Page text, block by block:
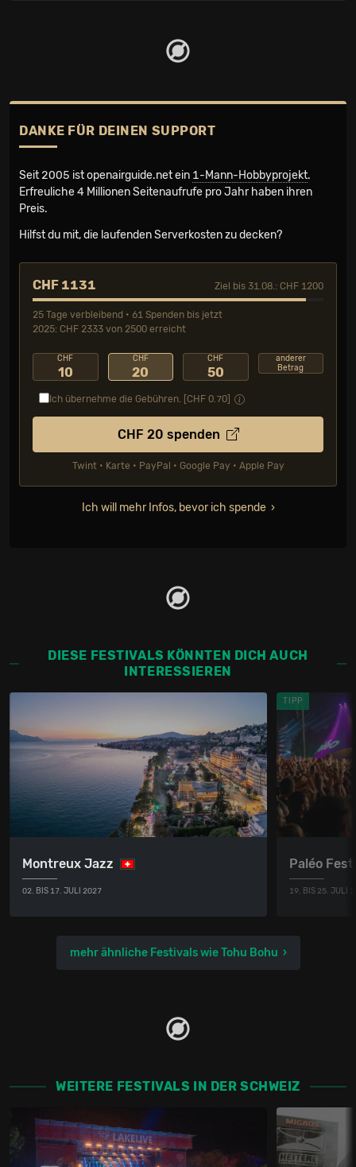
DANKE FÜR DEINEN SUPPORT
Seit 2005 ist openairguide.net ein 1-Mann-Hobbyprojekt.
Erfreuliche 4 Millionen Seiten­aufrufe pro Jahr haben ihren
Preis.
Hilfst du mit, die laufenden Serverkosten zu decken?
CHF 1131 Ziel bis 31.08.: CHF 1200
25 Tage verbleibend • 61 Spenden bis jetzt
2025: CHF 2333 von 2500 erreicht
CHF
10
CHF
20
CHF
50
anderer
Betrag
Ich übernehme die Gebühren. [CHF 0.70]
CHF 20 spenden
Twint • Karte • PayPal • Google Pay • Apple Pay
Ich will mehr Infos, bevor ich spende
DIESE FESTIVALS KÖNNTEN DICH AUCH
INTERESSIEREN
Montreux Jazz
02. BIS 17. JULI 2027
TIPP
Paléo
19. BIS 25. JULI
mehr ähnliche Festivals wie Tohu Bohu
WEITERE FESTIVALS IN DER SCHWEIZ